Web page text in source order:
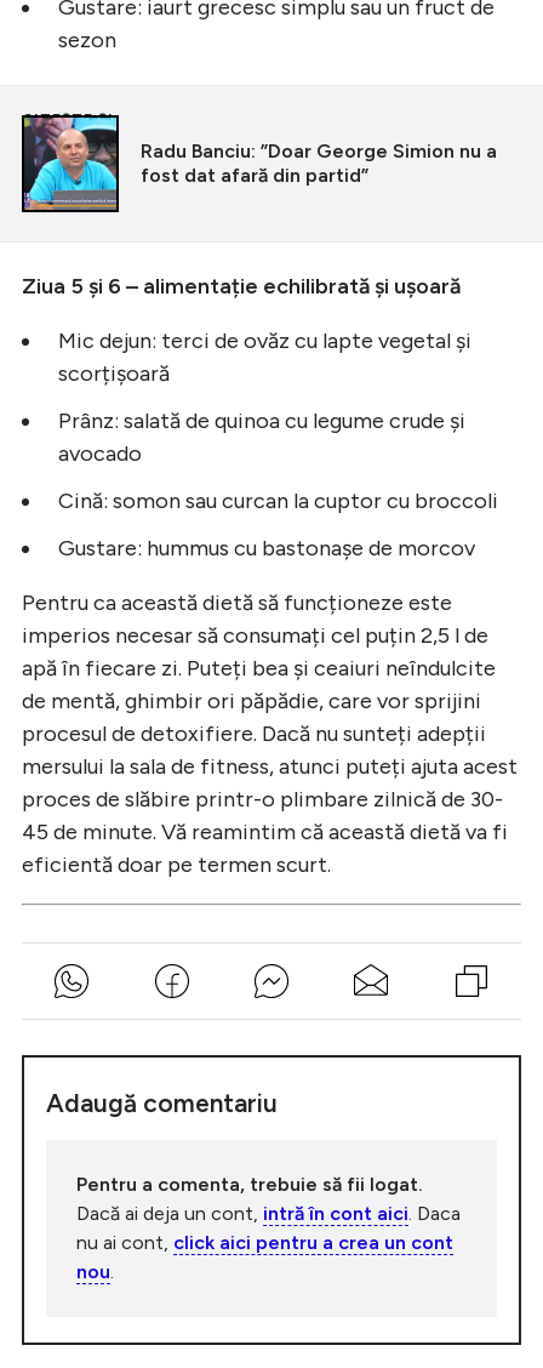
Gustare: iaurt grecesc simplu sau un fruct de
sezon
CITEȘTE ȘI
Radu Banciu: ”Doar George Simion nu a
fost dat afară din partid”
Ziua 5 și 6 – alimentație echilibrată și ușoară
Mic dejun: terci de ovăz cu lapte vegetal și
scorțișoară
Prânz: salată de quinoa cu legume crude și
avocado
Cină: somon sau curcan la cuptor cu broccoli
Gustare: hummus cu bastonașe de morcov
Pentru ca această dietă să funcționeze este
imperios necesar să consumați cel puțin 2,5 l de
apă în fiecare zi. Puteți bea și ceaiuri neîndulcite
de mentă, ghimbir ori păpădie, care vor sprijini
procesul de detoxifiere. Dacă nu sunteți adepții
mersului la sala de fitness, atunci puteți ajuta acest
proces de slăbire printr-o plimbare zilnică de 30-
45 de minute. Vă reamintim că această dietă va fi
eficientă doar pe termen scurt.
Adaugă comentariu
Pentru a comenta, trebuie să fii logat.
Dacă ai deja un cont, intră în cont aici . Daca
nu ai cont, click aici pentru a crea un cont
nou